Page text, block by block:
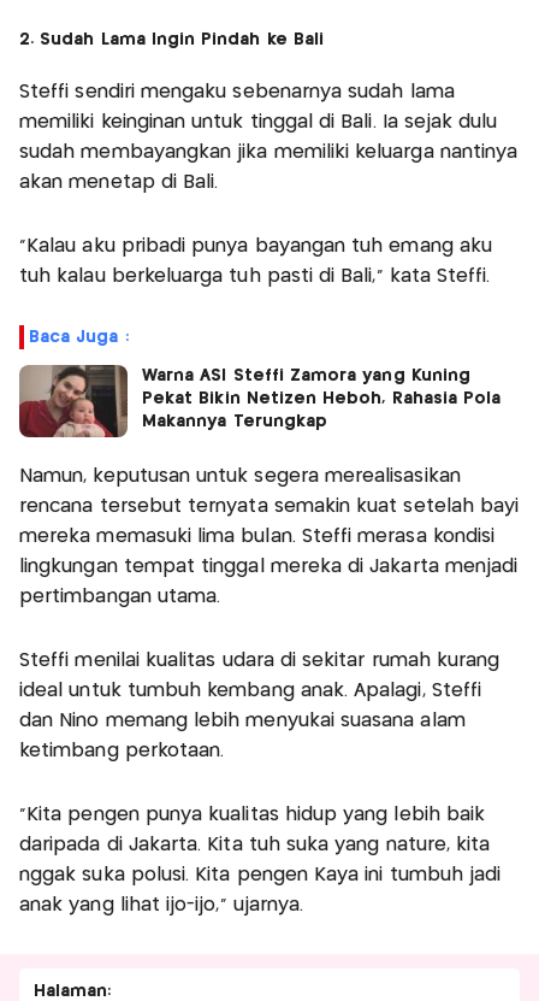
2. Sudah Lama Ingin Pindah ke Bali
Steffi sendiri mengaku sebenarnya sudah lama
memiliki keinginan untuk tinggal di Bali. Ia sejak dulu
sudah membayangkan jika memiliki keluarga nantinya
akan menetap di Bali.
“Kalau aku pribadi punya bayangan tuh emang aku
tuh kalau berkeluarga tuh pasti di Bali,” kata Steffi.
Baca Juga :
Warna ASI Steffi Zamora yang Kuning
Pekat Bikin Netizen Heboh, Rahasia Pola
Makannya Terungkap
Namun, keputusan untuk segera merealisasikan
rencana tersebut ternyata semakin kuat setelah bayi
mereka memasuki lima bulan. Steffi merasa kondisi
lingkungan tempat tinggal mereka di Jakarta menjadi
pertimbangan utama.
Steffi menilai kualitas udara di sekitar rumah kurang
ideal untuk tumbuh kembang anak. Apalagi, Steffi
dan Nino memang lebih menyukai suasana alam
ketimbang perkotaan.
“Kita pengen punya kualitas hidup yang lebih baik
daripada di Jakarta. Kita tuh suka yang nature, kita
nggak suka polusi. Kita pengen Kaya ini tumbuh jadi
anak yang lihat ijo-ijo,” ujarnya.
Halaman: